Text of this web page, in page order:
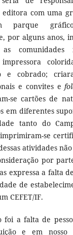
editora com uma
parque
por alguns anos,
e cobrado;
e convites e
se cartões de
em diferentes
tanto do
se
atividades
por
expressa a falta
de
CEFET/IF.
foi a falta de
e em nosso